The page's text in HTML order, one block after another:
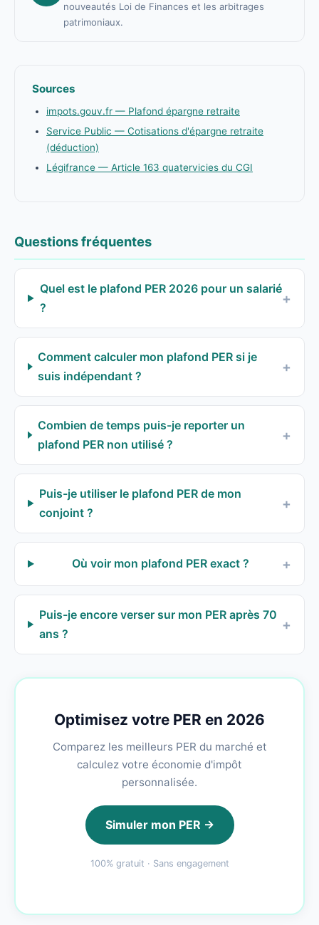
nouveautés Loi de Finances et les arbitrages
patrimoniaux.
Sources
impots.gouv.fr — Plafond épargne retraite
Service Public — Cotisations d'épargne retraite
(déduction)
Légifrance — Article 163 quatervicies du CGI
Questions fréquentes
Quel est le plafond PER 2026 pour un salarié
?
Comment calculer mon plafond PER si je
suis indépendant ?
Combien de temps puis-je reporter un
plafond PER non utilisé ?
Puis-je utiliser le plafond PER de mon
conjoint ?
Où voir mon plafond PER exact ?
Puis-je encore verser sur mon PER après 70
ans ?
Optimisez votre PER en 2026
Comparez les meilleurs PER du marché et
calculez votre économie d'impôt
personnalisée.
Simuler mon PER →
100% gratuit · Sans engagement